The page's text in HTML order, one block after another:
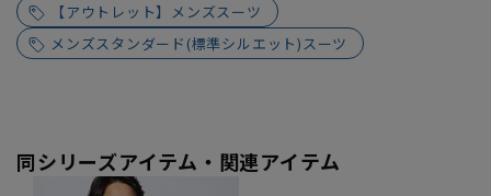
【アウトレット】メンズスーツ
メンズスタンダード(標準シルエット)スーツ
同シリーズアイテム・関連アイテム